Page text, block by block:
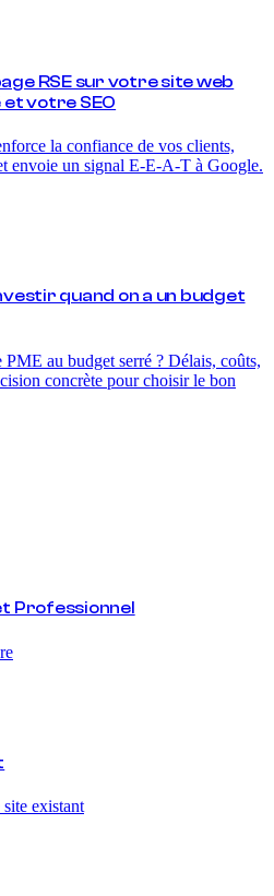
RSE sur votre site web
votre SEO
la confiance de vos clients,
envoie un signal E-E-A-T à Google.
quand on a un budget
au budget serré ? Délais, coûts,
concrète pour choisir le bon
Professionnel
existant